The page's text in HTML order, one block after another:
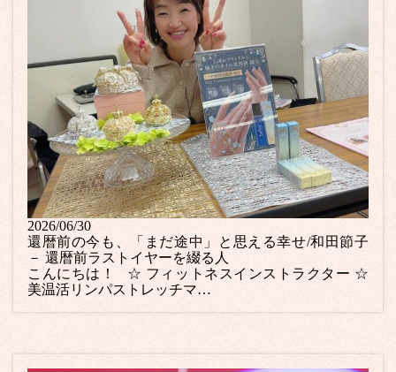
2026/06/30
還暦前の今も、「まだ途中」と思える幸せ/和田節子
－ 還暦前ラストイヤーを綴る人
こんにちは！ ☆ フィットネスインストラクター ☆
美温活リンパストレッチマ…